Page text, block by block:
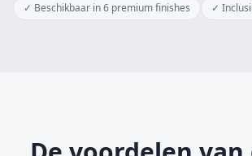
✓ Beschikbaar in 6 premium finishes ✓